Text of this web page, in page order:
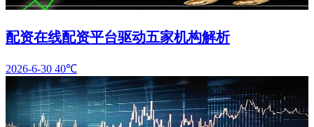
配资在线配资平台驱动五家机构解析
2026-6-30 40℃